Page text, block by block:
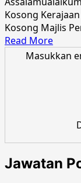
Kosong
Kosong Majlis
Read MoreRead
more
2016
Masukkan
Jawatan